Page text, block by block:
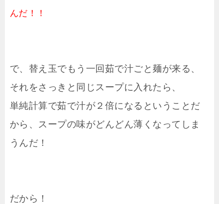
んだ！！
で、替え玉でもう一回茹で汁ごと麺が来る、
それをさっきと同じスープに入れたら、
単純計算で茹で汁が２倍になるということだ
から、スープの味がどんどん薄くなってしま
うんだ！
だから！